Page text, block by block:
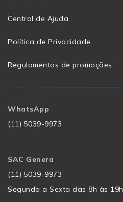
Central de Ajuda
Política de Privacidade
Regulamentos de promoções
WhatsApp
(11) 5039-9973
SAC Genera
(11) 5039-9973
Segunda a Sexta das 8h às 19h